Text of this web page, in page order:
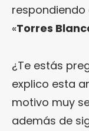
«Torres
¿Te estás
explico esta
motivo muy
además de